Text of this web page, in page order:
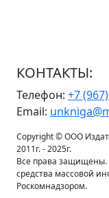
КОНТАКТЫ:
Телефон: +7
Email:
Copyright © ООО
2011г. - 2025г.
Все права защищены.
средства массовой
Роскомнадзором.